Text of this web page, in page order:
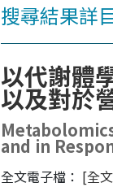
搜尋結果詳
以代謝體
以及對於
and in
全文電子檔： [全